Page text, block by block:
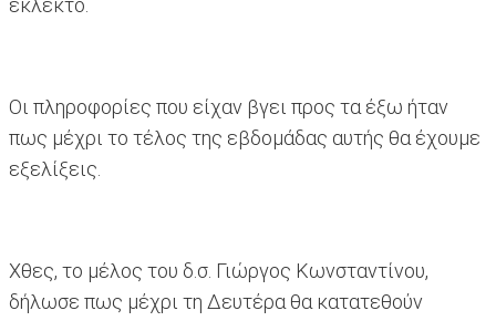
εκλεκτό.
Οι πληροφορίες που είχαν βγει προς τα έξω ήταν
πως μέχρι το τέλος της εβδομάδας αυτής θα έχουμε
εξελίξεις.
Χθες, το μέλος του δ.σ. Γιώργος Κωνσταντίνου,
δήλωσε πως μέχρι τη Δευτέρα θα κατατεθούν